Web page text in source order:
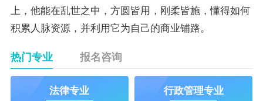
上，他能在乱世之中，方圆皆用，刚柔皆施，懂得如何
积累人脉资源，并利用它为自己的商业铺路。
热门专业 报名咨询
法律专业 行政管理专业